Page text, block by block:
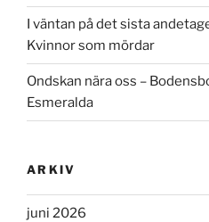
I väntan på det sista
Kvinnor som mördar
Ondskan nära oss –
Esmeralda
ARKIV
juni 2026